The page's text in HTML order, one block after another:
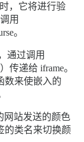
，它将进行验
用
。
通过调用
传递给 iframe。
数来使嵌入的
网站发送的颜色
的类名来切换颜